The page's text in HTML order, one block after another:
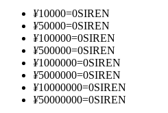
¥10000=0SIREN
¥50000=0SIREN
¥100000=0SIREN
¥500000=0SIREN
¥1000000=0SIREN
¥5000000=0SIREN
¥10000000=0SIREN
¥50000000=0SIREN